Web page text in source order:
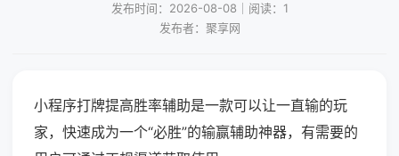
发布时间：2026-08-08｜阅读：1
发布者：聚享网
小程序打牌提高胜率辅助是一款可以让一直输的玩
家，快速成为一个“必胜”的输赢辅助神器，有需要的